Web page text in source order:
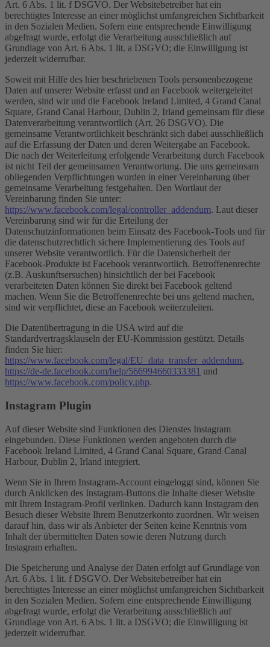
Art. 6 Abs. 1 lit. f DSGVO. Der Websitebetreiber hat ein
berechtigtes Interesse an einer möglichst umfangreichen Sichtbarkeit
in den Sozialen Medien. Sofern eine entsprechende Einwilligung
abgefragt wurde, erfolgt die Verarbeitung ausschließlich auf
Grundlage von Art. 6 Abs. 1 lit. a DSGVO; die Einwilligung ist
jederzeit widerrufbar.
Soweit mit Hilfe des hier beschriebenen Tools personenbezogene
Daten auf unserer Website erfasst und an Facebook weitergeleitet
werden, sind wir und die Facebook Ireland Limited, 4 Grand Canal
Square, Grand Canal Harbour, Dublin 2, Irland gemeinsam für diese
Datenverarbeitung verantwortlich (Art. 26 DSGVO). Die
gemeinsame Verantwortlichkeit beschränkt sich dabei ausschließlich
auf die Erfassung der Daten und deren Weitergabe an Facebook.
Die nach der Weiterleitung erfolgende Verarbeitung durch Facebook
ist nicht Teil der gemeinsamen Verantwortung. Die uns gemeinsam
obliegenden Verpflichtungen wurden in einer Vereinbarung über
gemeinsame Verarbeitung festgehalten. Den Wortlaut der
Vereinbarung finden Sie unter:
https://www.facebook.com/legal/controller_addendum. Laut dieser
Vereinbarung sind wir für die Erteilung der
Datenschutzinformationen beim Einsatz des Facebook-Tools und für
die datenschutzrechtlich sichere Implementierung des Tools auf
unserer Website verantwortlich. Für die Datensicherheit der
Facebook-Produkte ist Facebook verantwortlich. Betroffenenrechte
(z.B. Auskunftsersuchen) hinsichtlich der bei Facebook
verarbeiteten Daten können Sie direkt bei Facebook geltend
machen. Wenn Sie die Betroffenenrechte bei uns geltend machen,
sind wir verpflichtet, diese an Facebook weiterzuleiten.
Die Datenübertragung in die USA wird auf die
Standardvertragsklauseln der EU-Kommission gestützt. Details
finden Sie hier:
https://www.facebook.com/legal/EU_data_transfer_addendum,
https://de-de.facebook.com/help/566994660333381 und
https://www.facebook.com/policy.php.
Instagram Plugin
Auf dieser Website sind Funktionen des Dienstes Instagram
eingebunden. Diese Funktionen werden angeboten durch die
Facebook Ireland Limited, 4 Grand Canal Square, Grand Canal
Harbour, Dublin 2, Irland integriert.
Wenn Sie in Ihrem Instagram-Account eingeloggt sind, können Sie
durch Anklicken des Instagram-Buttons die Inhalte dieser Website
mit Ihrem Instagram-Profil verlinken. Dadurch kann Instagram den
Besuch dieser Website Ihrem Benutzerkonto zuordnen. Wir weisen
darauf hin, dass wir als Anbieter der Seiten keine Kenntnis vom
Inhalt der übermittelten Daten sowie deren Nutzung durch
Instagram erhalten.
Die Speicherung und Analyse der Daten erfolgt auf Grundlage von
Art. 6 Abs. 1 lit. f DSGVO. Der Websitebetreiber hat ein
berechtigtes Interesse an einer möglichst umfangreichen Sichtbarkeit
in den Sozialen Medien. Sofern eine entsprechende Einwilligung
abgefragt wurde, erfolgt die Verarbeitung ausschließlich auf
Grundlage von Art. 6 Abs. 1 lit. a DSGVO; die Einwilligung ist
jederzeit widerrufbar.